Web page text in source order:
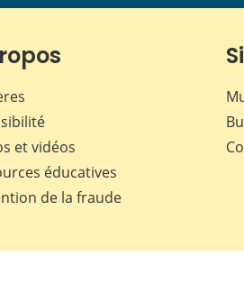
et vidéos
éducatives
de la fraude